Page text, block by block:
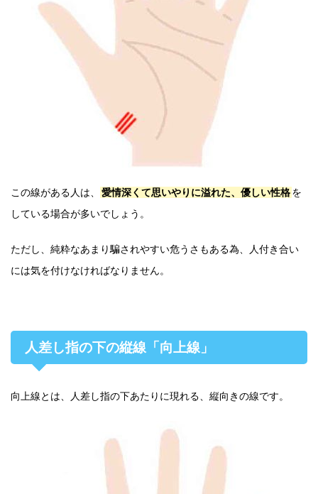
この線がある人は、 愛情深くて思いやりに溢れた、優しい性格を
している場合が多いでしょう。
ただし、純粋なあまり騙されやすい危うさもある為、人付き合い
には気を付けなければなりません。
人差し指の下の縦線「向上線」
向上線とは、人差し指の下あたりに現れる、縦向きの線です。